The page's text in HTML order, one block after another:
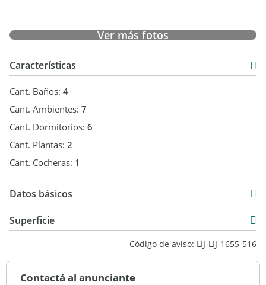
Ver más fotos
Características
Cant. Baños: 4
Cant. Ambientes: 7
Cant. Dormitorios: 6
Cant. Plantas: 2
Cant. Cocheras: 1
Datos básicos
Venta
Superficie
557 m2
Código de aviso: LIJ-LIJ-1655-516
Contactá al anunciante